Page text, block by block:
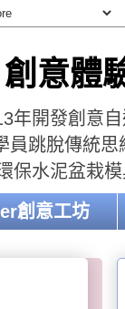
意體
年開發創意
員跳脫傳統
保水泥盆栽
創意工坊